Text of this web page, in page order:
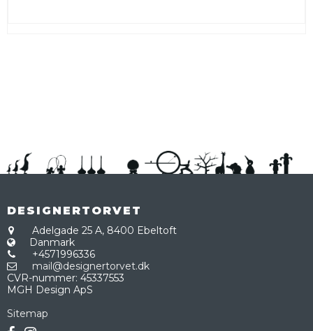
DESIGNERTORVET
Adelgade 25 A, 8400 Ebeltoft
Danmark
+4571996336
mail@designertorvet.dk
CVR-nummer: 45337553
MGH Design ApS
Sitemap